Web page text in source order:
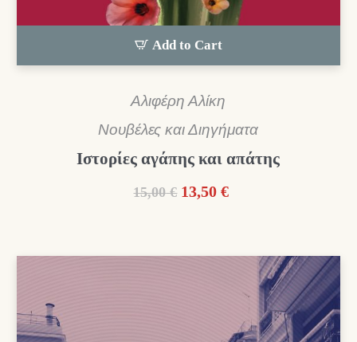
Add to Cart
Αλιφέρη Αλίκη
Νουβέλες και Διηγήματα
Ιστορίες αγάπης και απάτης
15,00 € Original
15,00 €.
13,50 €Η
είναι:
13,50 €.